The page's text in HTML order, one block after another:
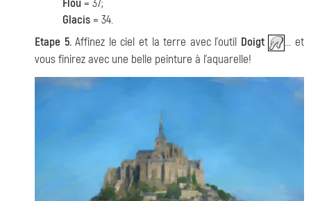
Flou= 37;
Glacis= 34.
Etape 5.Affinez le ciel et la terre avec l'outil Doigt
... et
vous finirez avec une belle peinture à l'aquarelle!